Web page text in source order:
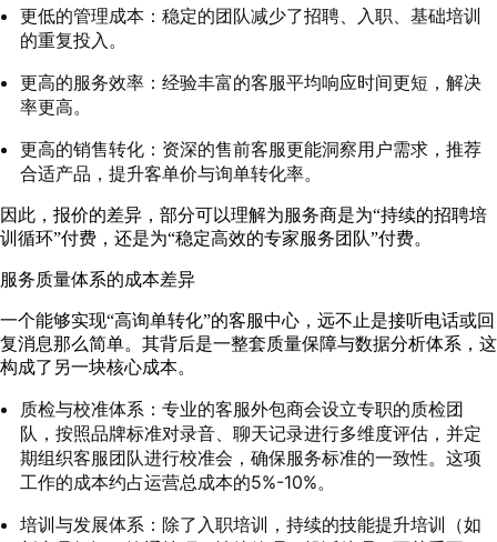
更低的管理成本：稳定的团队减少了招聘、入职、基础培训
的重复投入。
更高的服务效率：经验丰富的客服平均响应时间更短，解决
率更高。
更高的销售转化：资深的售前客服更能洞察用户需求，推荐
合适产品，提升客单价与询单转化率。
因此，报价的差异，部分可以理解为服务商是为“持续的招聘培
训循环”付费，还是为“稳定高效的专家服务团队”付费。
服务质量体系的成本差异
一个能够实现“高询单转化”的客服中心，远不止是接听电话或回
复消息那么简单。其背后是一整套质量保障与数据分析体系，这
构成了另一块核心成本。
质检与校准体系：专业的客服外包商会设立专职的质检团
队，按照品牌标准对录音、聊天记录进行多维度评估，并定
期组织客服团队进行校准会，确保服务标准的一致性。这项
工作的成本约占运营总成本的5%-10%。
培训与发展体系：除了入职培训，持续的技能提升培训（如